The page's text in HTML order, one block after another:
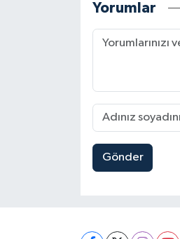
Yorumlar
Gönder